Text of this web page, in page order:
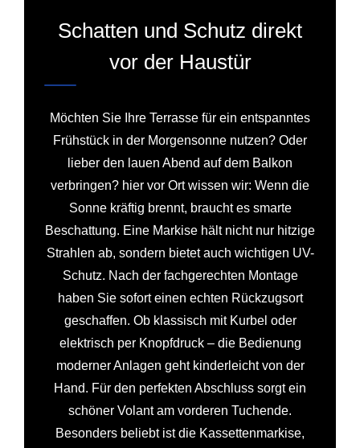
Schatten und Schutz direkt
vor der Haustür
Möchten Sie Ihre Terrasse für ein entspanntes
Frühstück in der Morgensonne nutzen? Oder
lieber den lauen Abend auf dem Balkon
verbringen? hier vor Ort wissen wir: Wenn die
Sonne kräftig brennt, braucht es smarte
Beschattung. Eine Markise hält nicht nur hitzige
Strahlen ab, sondern bietet auch wichtigen UV-
Schutz. Nach der fachgerechten Montage
haben Sie sofort einen echten Rückzugsort
geschaffen. Ob klassisch mit Kurbel oder
elektrisch per Knopfdruck – die Bedienung
moderner Anlagen geht kinderleicht von der
Hand. Für den perfekten Abschluss sorgt ein
schöner Volant am vorderen Tuchende.
Besonders beliebt ist die Kassettenmarkise,